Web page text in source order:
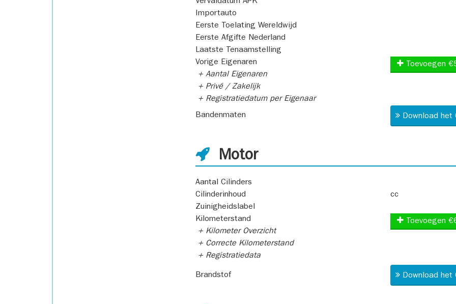
Importauto
Eerste Toelating Wereldwijd
Eerste Afgifte Nederland
Laatste Tenaamstelling
Vorige Eigenaren
+ Aantal Eigenaren
+ Privé / Zakelijk
+ Registratiedatum per Eigenaar
Toevoegen
Bandenmaten Download
Motor
Aantal Cilinders
Cilinderinhoud
cc
Zuinigheidslabel
Kilometerstand
+ Kilometer Overzicht
+ Correcte Kilometerstand
+ Registratiedata
Toevoegen
Brandstof Download